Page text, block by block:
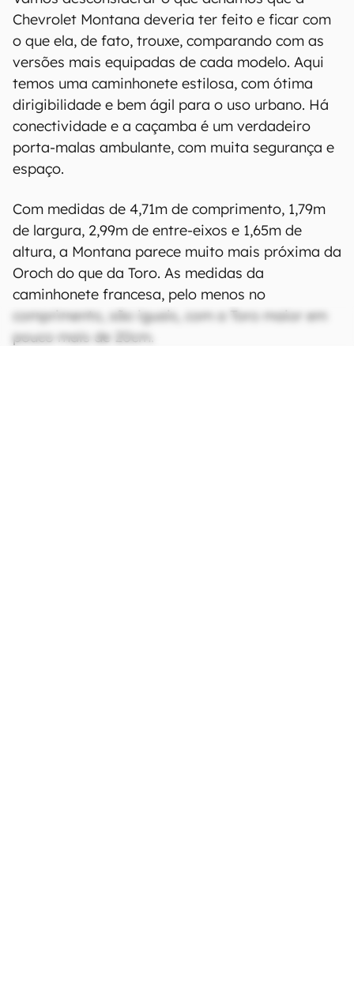
Chevrolet Montana deveria ter feito e ficar com
o que ela, de fato, trouxe, comparando com as
versões mais equipadas de cada modelo. Aqui
temos uma caminhonete estilosa, com ótima
dirigibilidade e bem ágil para o uso urbano. Há
conectividade e a caçamba é um verdadeiro
porta-malas ambulante, com muita segurança e
espaço.
Com medidas de 4,71m de comprimento, 1,79m
de largura, 2,99m de entre-eixos e 1,65m de
altura, a Montana parece muito mais próxima da
Oroch do que da Toro. As medidas da
caminhonete francesa, pelo menos no
comprimento, são iguais, com a Toro maior em
pouco mais de 20cm.